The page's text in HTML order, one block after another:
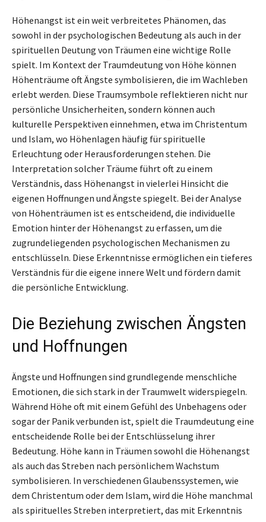
Höhenangst ist ein weit verbreitetes Phänomen, das
sowohl in der psychologischen Bedeutung als auch in der
spirituellen Deutung von Träumen eine wichtige Rolle
spielt. Im Kontext der Traumdeutung von Höhe können
Höhenträume oft Ängste symbolisieren, die im Wachleben
erlebt werden. Diese Traumsymbole reflektieren nicht nur
persönliche Unsicherheiten, sondern können auch
kulturelle Perspektiven einnehmen, etwa im Christentum
und Islam, wo Höhenlagen häufig für spirituelle
Erleuchtung oder Herausforderungen stehen. Die
Interpretation solcher Träume führt oft zu einem
Verständnis, dass Höhenangst in vielerlei Hinsicht die
eigenen Hoffnungen und Ängste spiegelt. Bei der Analyse
von Höhenträumen ist es entscheidend, die individuelle
Emotion hinter der Höhenangst zu erfassen, um die
zugrundeliegenden psychologischen Mechanismen zu
entschlüsseln. Diese Erkenntnisse ermöglichen ein tieferes
Verständnis für die eigene innere Welt und fördern damit
die persönliche Entwicklung.
Die Beziehung zwischen Ängsten
und Hoffnungen
Ängste und Hoffnungen sind grundlegende menschliche
Emotionen, die sich stark in der Traumwelt widerspiegeln.
Während Höhe oft mit einem Gefühl des Unbehagens oder
sogar der Panik verbunden ist, spielt die Traumdeutung eine
entscheidende Rolle bei der Entschlüsselung ihrer
Bedeutung. Höhe kann in Träumen sowohl die Höhenangst
als auch das Streben nach persönlichem Wachstum
symbolisieren. In verschiedenen Glaubenssystemen, wie
dem Christentum oder dem Islam, wird die Höhe manchmal
als spirituelles Streben interpretiert, das mit Erkenntnis